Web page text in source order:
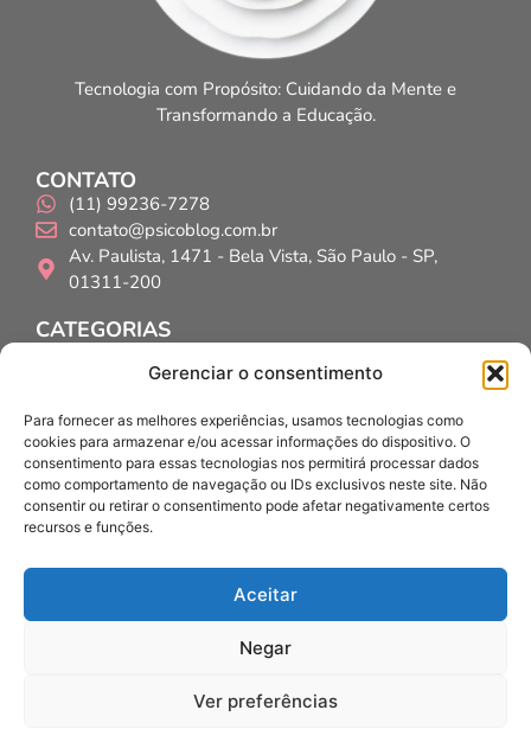
Gerenciar o consentimento
Para fornecer as melhores experiências, usamos tecnologias como
cookies para armazenar e/ou acessar informações do dispositivo. O
consentimento para essas tecnologias nos permitirá processar dados
como comportamento de navegação ou IDs exclusivos neste site. Não
consentir ou retirar o consentimento pode afetar negativamente certos
recursos e funções.
Aceitar
Negar
Ver preferências
Tecnologia com Propósito: Cuidando da Mente e
Transformando a Educação.
CONTATO
(11) 99236-7278
contato@psicoblog.com.br
Av. Paulista, 1471 - Bela Vista, São Paulo - SP,
01311-200
CATEGORIAS
Psicopedagogos
INSTITUCIONAL
Home
Quem Somos?
Contato
SIGA-NOS